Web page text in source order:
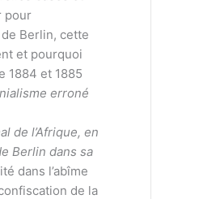
pour
Berlin, cette
et pourquoi
1884 et 1885
erroné
de l’Afrique, en
Berlin dans sa
dans l’abîme
de la